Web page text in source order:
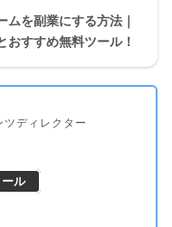
ムを副業にする方法｜
おすすめ無料ツール！
ディレクター
ル